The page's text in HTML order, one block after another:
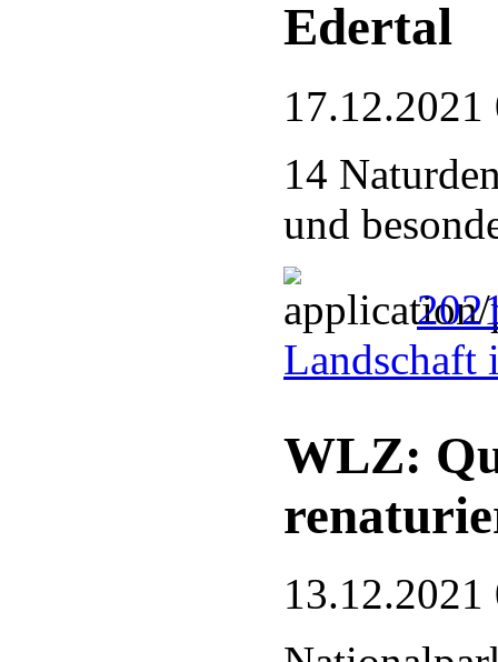
Edertal
17.12.2021
14
und
WLZ:
13.12.2021